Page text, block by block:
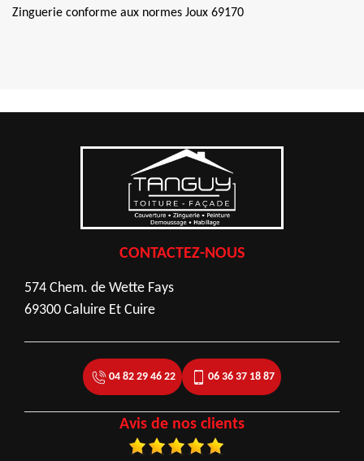
Zinguerie conforme aux normes Joux 69170
CONTACTEZ-NOUS
574 Chem. de Wette Fays
69300 Caluire Et Cuire
04 82 29 46 22 06 36 37 18 87
Avis de nos clients